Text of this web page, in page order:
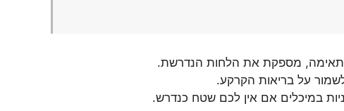
על בריאות הקרקע.
במיכלים אם אין לכם שטח כנדרש.